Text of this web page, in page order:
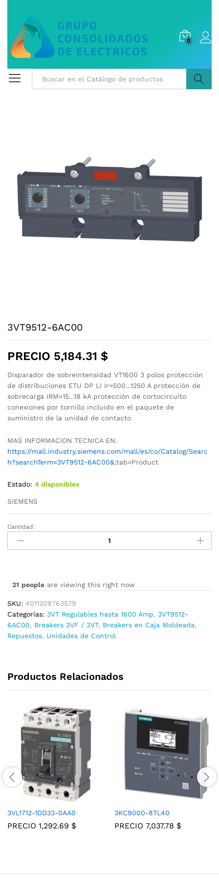
0
3VT9512-6AC00
PRECIO 5,184.31 $
Disparador de sobreintensidad VT1600 3 polos protección
de distribuciones ETU DP LI Ir=500...1250 A protección de
sobrecarga IRM=15...18 kA protección de cortocircuito
conexiones por tornillo incluido en el paquete de
suministro de la unidad de contacto
MAS INFORMACION TECNICA EN:
https://mall.industry.siemens.com/mall/es/co/Catalog/Searc
h?searchTerm=3VT9512-6AC00&;tab=Product
Estado: 4 disponibles
SIEMENS
3VT9512-
6AC00
cantidad
Cantidad:
21 people are viewing this right now
SKU: 4011209763579
Categorías: 3VT Regulables hasta 1600 Amp, 3VT9512-
6AC00, Breakers 3VF / 3VT, Breakers en Caja Moldeada,
Repuestos, Unidades de Control
Productos Relacionados
3VL1712-1DD33-0AA0
PRECIO 1,292.69 $
3KC9000-8TL40
PRECIO 7,037.78 $